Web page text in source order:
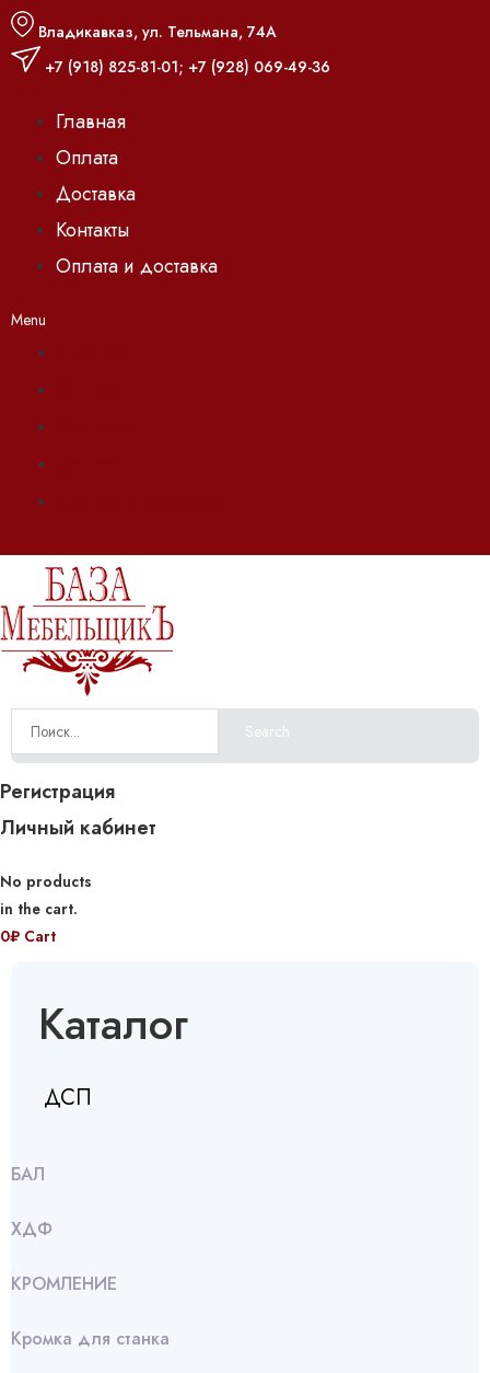
Владикавказ, ул. Тельмана, 74А
+7 (918) 825-81-01; +7 (928) 069-49-36
Главная
Оплата
Доставка
Контакты
Оплата и доставка
Menu
Search
Регистрация
Личный кабинет
No products
in the cart.
0₽ Cart
Каталог
ДСП
БАЛ
ХДФ
КРОМЛЕНИЕ
Кромка для станка